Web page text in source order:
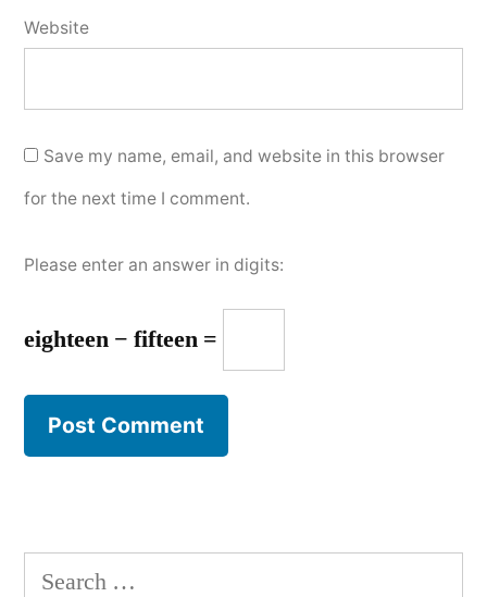
Website
Save my name, email, and website in this browser
for the next time I comment.
Please enter an answer in digits:
eighteen − fifteen =
Search